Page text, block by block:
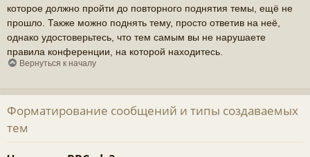
которое должно пройти до повторного поднятия темы, ещё не
прошло. Также можно поднять тему, просто ответив на неё,
однако удостоверьтесь, что тем самым вы не нарушаете
правила конференции, на которой находитесь.
Вернуться к началу
Форматирование сообщений и типы создаваемых
тем